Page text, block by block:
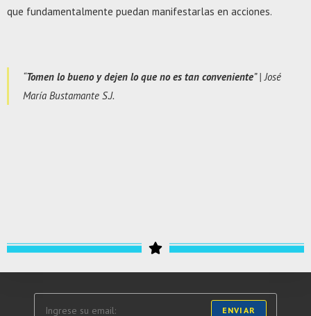
que fundamentalmente puedan manifestarlas en acciones.
“Tomen lo bueno y dejen lo que no es tan conveniente” |José
María Bustamante S.J.
ENVIAR